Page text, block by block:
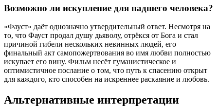
Возможно ли искупление для падшего человека?
«Фауст» даёт однозначно утвердительный ответ. Несмотря на
то, что Фауст продал душу дьяволу, отрёкся от Бога и стал
причиной гибели нескольких невинных людей, его
финальный акт самопожертвования во имя любви полностью
искупает его вину. Фильм несёт гуманистическое и
оптимистичное послание о том, что путь к спасению открыт
для каждого, кто способен на искреннее раскаяние и любовь.
Альтернативные интерпретации